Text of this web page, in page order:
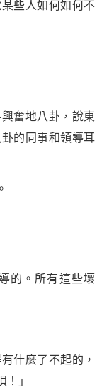
些人如何如何不
奮地八卦，說東
的同事和領導耳
的。所有這些壞
什麼了不起的，
」